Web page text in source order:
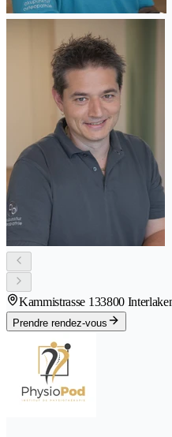
Kammistrasse 133800
Prendre rendez-vous